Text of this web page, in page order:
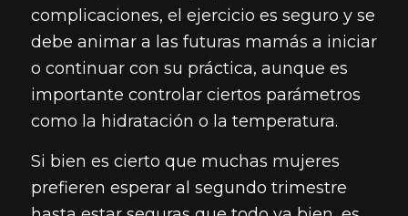
complicaciones, el ejercicio es seguro y se
debe animar a las futuras mamás a iniciar
o continuar con su práctica, aunque es
importante controlar ciertos parámetros
como la hidratación o la temperatura.
Si bien es cierto que muchas mujeres
prefieren esperar al segundo trimestre